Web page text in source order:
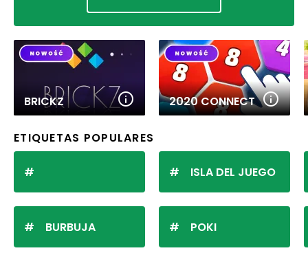
BRICKZ 2020 CONNECT
ETIQUETAS POPULARES
BURBUJA
ISLA DEL JUEGO
POKI